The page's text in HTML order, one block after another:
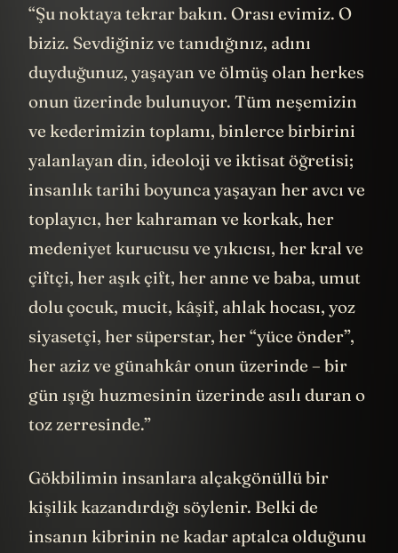
“Şu noktaya tekrar bakın. Orası evimiz. O
biziz. Sevdiğiniz ve tanıdığınız, adını
duyduğunuz, yaşayan ve ölmüş olan herkes
onun üzerinde bulunuyor. Tüm neşemizin
ve kederimizin toplamı, binlerce birbirini
yalanlayan din, ideoloji ve iktisat öğretisi;
insanlık tarihi boyunca yaşayan her avcı ve
toplayıcı, her kahraman ve korkak, her
medeniyet kurucusu ve yıkıcısı, her kral ve
çiftçi, her aşık çift, her anne ve baba, umut
dolu çocuk, mucit, kâşif, ahlak hocası, yoz
siyasetçi, her süperstar, her “yüce önder”,
her aziz ve günahkâr onun üzerinde – bir
gün ışığı huzmesinin üzerinde asılı duran o
toz zerresinde.”
Gökbilimin insanlara alçakgönüllü bir
kişilik kazandırdığı söylenir. Belki de
insanın kibrinin ne kadar aptalca olduğunu